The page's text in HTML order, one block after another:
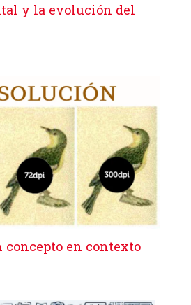
y la evolución del
concepto en contexto